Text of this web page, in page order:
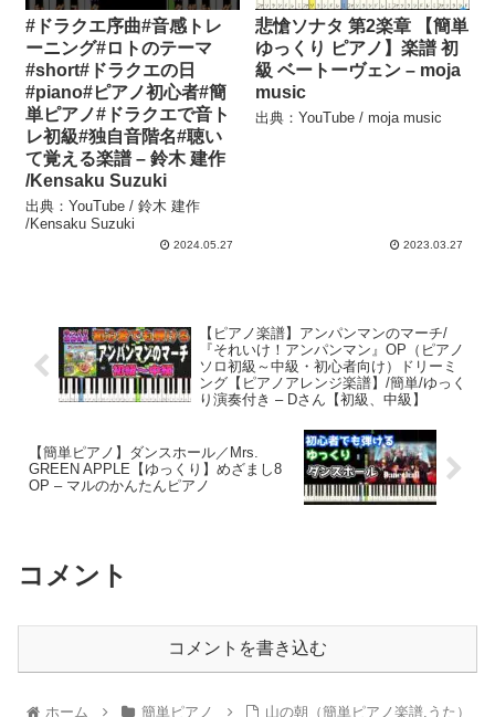
#ドラクエ序曲#音感トレ
ーニング#ロトのテーマ
#short#ドラクエの日
#piano#ピアノ初心者#簡
単ピアノ#ドラクエで音ト
レ初級#独自音階名#聴い
て覚える楽譜 – 鈴木 建作
/Kensaku Suzuki
出典：YouTube / 鈴木 建作
/Kensaku Suzuki
2024.05.27
悲愴ソナタ 第2楽章 【簡単
ゆっくり ピアノ】楽譜 初
級 ベートーヴェン – moja
music
出典：YouTube / moja music
2023.03.27
【ピアノ楽譜】アンパンマンのマーチ/
『それいけ！アンパンマン』OP（ピアノ
ソロ初級～中級・初心者向け）ドリーミ
ング【ピアノアレンジ楽譜】/簡単/ゆっく
り演奏付き – Dさん【初級、中級】
【簡単ピアノ】ダンスホール／Mrs.
GREEN APPLE【ゆっくり】めざまし8
OP – マルのかんたんピアノ
コメント
コメントを書き込む
ホーム 簡単ピアノ 山の朝（簡単ピアノ楽譜,うた）